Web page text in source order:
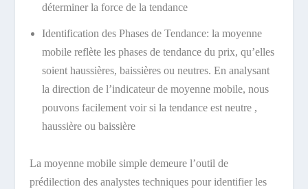
déterminer la force de la tendance
Identification des Phases de Tendance: la moyenne
mobile reflète les phases de tendance du prix, qu’elles
soient haussières, baissières ou neutres. En analysant
la direction de l’indicateur de moyenne mobile, nous
pouvons facilement voir si la tendance est neutre ,
haussière ou baissière
La moyenne mobile simple demeure l’outil de
prédilection des analystes techniques pour identifier les